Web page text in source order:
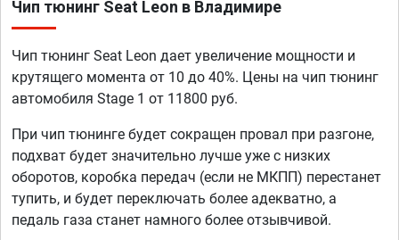
Чип тюнинг Seat Leon в Владимире
Чип тюнинг Seat Leon дает увеличение мощности и
крутящего момента от 10 до 40%. Цены на чип тюнинг
автомобиля Stage 1 от 11800 руб.
При чип тюнинге будет сокращен провал при разгоне,
подхват будет значительно лучше уже с низких
оборотов, коробка передач (если не МКПП) перестанет
тупить, и будет переключать более адекватно, а
педаль газа станет намного более отзывчивой.